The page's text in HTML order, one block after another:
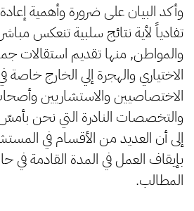
وأكد البيان على ضرورة وأهمية
تفادياً لأية نتائج سلبية تنعكس
والمواطن, منها تقديم استقالات
الاختياري والهجرة إلي الخارج
الاختصاصيين والاستشاريين
والتخصصات النادرة التي نحن بأمسّ
إلى أن العديد من الأقسام في
بإيقاف العمل في المدة القادمة في
المطالب.